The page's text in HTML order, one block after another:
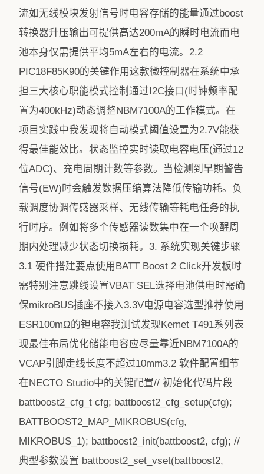
流如无线模块发射信号时电容存储的能量通过boost
转换器升压输出可提供高达200mA的瞬时电流而电
池本身仅需提供平均5mA左右的电流。2.2
PIC18F85K90的关键作用这款微控制器在系统中承
担三大核心职能模式控制通过I2C接口(时钟频率配
置为400kHz)动态调整NBM7100A的工作模式。在
项目实践中我发现将自动模式阈值设置为2.7V能获
得最佳能效比。状态监控实时读取电容电压(通过12
位ADC)、充电周期计数等参数。当检测到早期警告
信号(EW)时会触发数据压缩算法降低传输功耗。负
载调度协调传感器采样、无线传输等耗电任务的执
行时序。例如将多个传感器读数集中在一个唤醒周
期内处理减少状态切换损耗。3. 系统实现关键步骤
3.1 硬件搭建要点使用BATT Boost 2 Click开发板时
需特别注意跳线设置VBAT SEL选择电池供电时需确
保mikroBUS插座不接入3.3V电源电容选型推荐使用
ESR100mΩ的钽电容我测试发现Kemet T491系列表
现最佳布局优化储能电容应尽量靠近NBM7100A的
VCAP引脚走线长度不超过10mm3.2 软件配置细节
在NECTO Studio中的关键配置// 初始化代码片段
battboost2_cfg_t cfg; battboost2_cfg_setup(cfg);
BATTBOOST2_MAP_MIKROBUS(cfg,
MIKROBUS_1); battboost2_init(battboost2, cfg); //
典型参数设置 battboost2_set_vset(battboost2,